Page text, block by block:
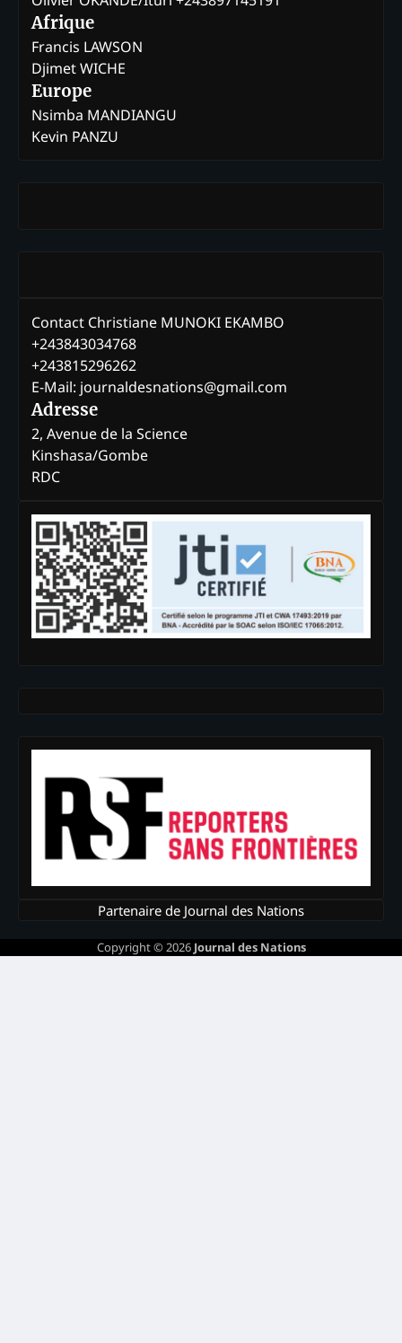
Afrique
Francis LAWSON
Djimet WICHE
Europe
Nsimba MANDIANGU
Kevin PANZU
Contact Christiane MUNOKI EKAMBO
+243843034768
+243815296262
E-Mail: journaldesnations@gmail.com
Adresse
2, Avenue de la Science
Kinshasa/Gombe
RDC
Partenaire de Journal des Nations
Copyright © 2026 Journal des Nations